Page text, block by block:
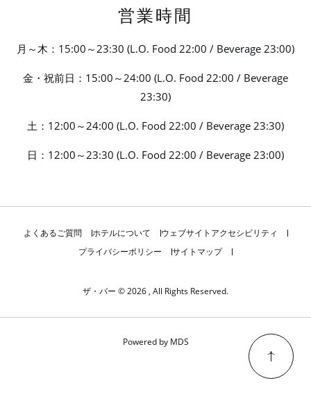
営業時間
月～木：15:00～23:30 (L.O. Food 22:00 / Beverage 23:00)
金・祝前日：15:00～24:00 (L.O. Food 22:00 / Beverage
23:30)
土：12:00～24:00 (L.O. Food 22:00 / Beverage 23:30)
日：12:00～23:30 (L.O. Food 22:00 / Beverage 23:00)
よくあるご質問 ホテルについて
ウェブサイトアクセシビリティ
プライバシーポリシー
サイトマップ
ザ・バー © 2026 , All Rights Reserved.
Powered by MDS